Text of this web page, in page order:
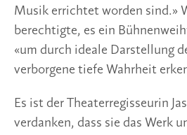
Musik errichtet worden sind.»
berechtigte, es ein
«um durch ideale Darstellung
verborgene tiefe Wahrheit
Es ist der Theaterregisseurin
verdanken, dass sie das Werk